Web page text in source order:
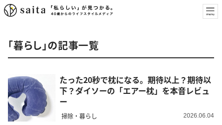
「暮らし」の記事一覧
たった20秒で枕になる。期待以上？期待以
下？ダイソーの「エアー枕」を本音レビュ
ー
掃除・暮らし 2026.06.04